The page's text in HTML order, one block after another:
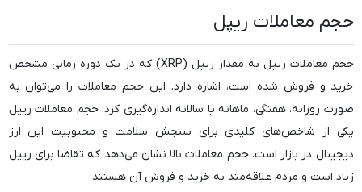
حجم معاملات ریپل
حجم معاملات ریپل به مقدار ریپل (XRP) که در یک دوره زمانی مشخص
خرید و فروش شده است، اشاره دارد. این حجم معاملات را می‌توان به
صورت روزانه، هفتگی، ماهانه یا سالانه اندازه‌گیری کرد. حجم معاملات ریپل
یکی از شاخص‌های کلیدی برای سنجش سلامت و محبوبیت این ارز
دیجیتال در بازار است. حجم معاملات بالا نشان می‌دهد که تقاضا برای ریپل
زیاد است و مردم علاقه‌مند به خرید و فروش آن هستند.